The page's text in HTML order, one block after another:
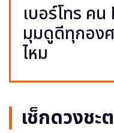
เบอร์โทร ค
มุมดูดีทุกอง
ไหม
เช็กดวงชะ